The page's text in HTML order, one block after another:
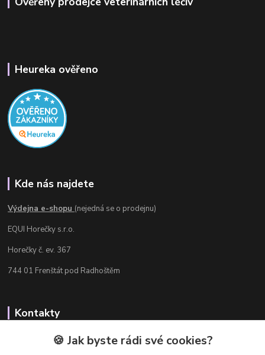
Heureka ověřeno
Kde nás najdete
Výdejna e-shopu (nejedná se o prodejnu)
EQUI Horečky s.r.o.
Horečky č. ev. 367
744 01 Frenštát pod Radhoštěm
Kontakty
Radka Chamrádová
+420 737 484 708
🍪 Jak byste rádi své cookies?